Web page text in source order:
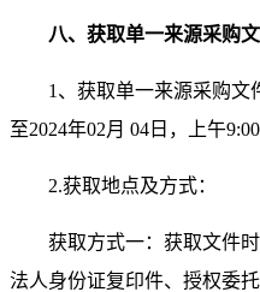
八、获取单一来源采购
1、 获取单一来源采购文
至2024年02月 04 日，上午
2.获取地点及方式：
获取方式一：获取文件
法人身份证复印件、授权委